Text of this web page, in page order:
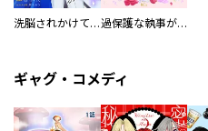
洗脳されかけていた悪役令嬢ですが家出を決意しました。【電子単行本版／特典おまけ付き】 過保護な執事が私の婚活を邪魔してきます！ 分冊版
ギャグ・コメディ